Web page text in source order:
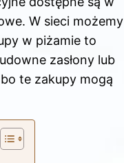
W sieci możemy
w piżamie to
zasłony lub
te zakupy mogą